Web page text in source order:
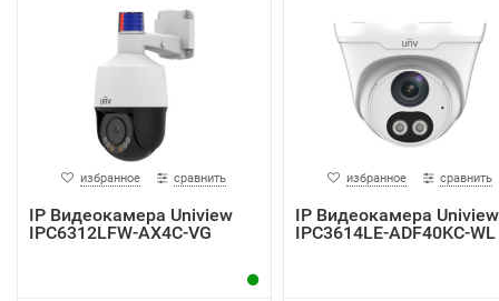
избранное сравнить
IP Видеокамера Uniview
IPC6312LFW-AX4C-VG
избранное сравнить
IP Видеокамера Uniview
IPC3614LE-ADF40KC-WL